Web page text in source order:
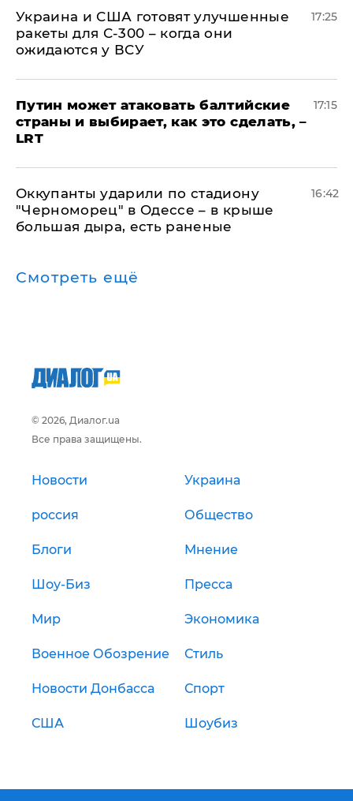
Украина и США готовят улучшенные
ракеты для С-300 – когда они
ожидаются у ВСУ
17:25
Путин может атаковать балтийские
страны и выбирает, как это сделать, –
LRT
17:15
Оккупанты ударили по стадиону
"Черноморец" в Одессе – в крыше
большая дыра, есть раненые
16:42
Смотреть ещё
© 2026, Диалог.ua
Все права защищены.
Новости Украина
россия Общество
Блоги Мнение
Шоу-Биз Пресса
Мир Экономика
Военное Обозрение Стиль
Новости Донбасса Спорт
США Шоубиз